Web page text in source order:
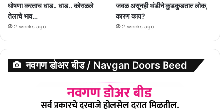
घोषणा करताच धाड.. धाड.. कोसळले
तेलाचे भाव…
2 weeks ago
जवळ असूनही थंडीने कुडकुडतात लोक,
कारण काय?
2 weeks ago
नवगण डोअर बीड / Navgan Doors Beed